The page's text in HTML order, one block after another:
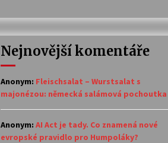
14. 7. 2026
30. 6. 2026
Nejnovější komentáře
Anonym: Fleischsalat – Wurstsalat s
majonézou: německá salámová pochoutka
Anonym: AI Act je tady. Co znamená nové
evropské pravidlo pro Humpoláky?